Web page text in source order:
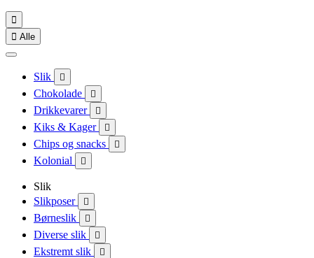

 Alle
Slik 
Chokolade 
Drikkevarer 
Kiks & Kager 
Chips og snacks 
Kolonial 
Slik
Slikposer

Børneslik 
Diverse slik 
Ekstremt slik 